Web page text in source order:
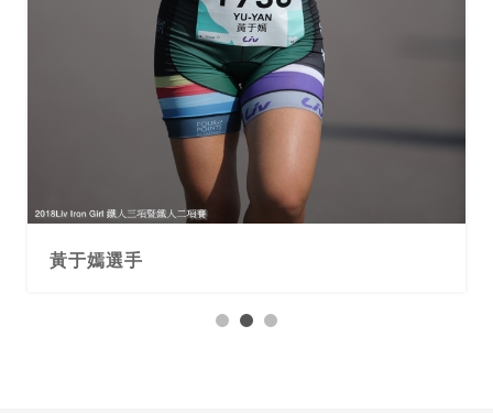
黃于嫣選手